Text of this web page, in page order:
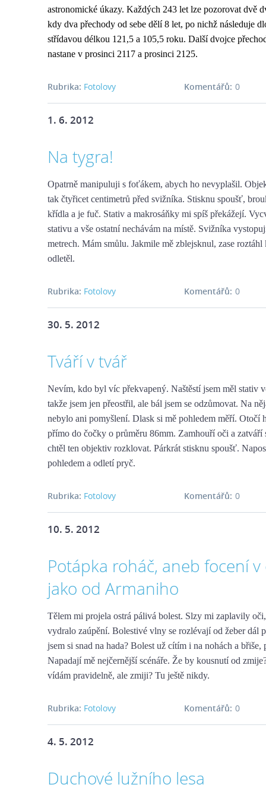
astronomické úkazy. Každých 243 let lze pozorovat dvě
kdy dva přechody od sebe dělí 8 let, po nichž následuje
střídavou délkou 121,5 a 105,5 roku. Další dvojce
nastane v prosinci 2117 a prosinci 2125.
Rubrika: Fotolovy 0
Komentářů:
1. 6. 2012
Na tygra!
Opatrně manipuluji s foťákem, abych ho nevyplašil.
tak čtyřicet centimetrů před svižníka. Stisknu spoušť,
křídla a je fuč. Stativ a makrosáňky mi spíš překážejí.
stativu a vše ostatní nechávám na místě. Svižníka
metrech. Mám smůlu. Jakmile mě zblejsknul, zase
odletěl.
Rubrika: Fotolovy 0
Komentářů:
30. 5. 2012
Tváří v tvář
Nevím, kdo byl víc překvapený. Naštěstí jsem měl stativ
takže jsem jen přeostřil, ale bál jsem se odzůmovat. Na
nebylo ani pomyšlení. Dlask si mě pohledem měří. Otočí
přímo do čočky o průměru 86mm. Zamhouří oči a zatváří
chtěl ten objektiv rozklovat. Párkrát stisknu spoušť.
pohledem a odletí pryč.
Rubrika: Fotolovy 0
Komentářů:
10. 5. 2012
Potápka roháč, aneb focení
jako od Armaniho
Tělem mi projela ostrá pálivá bolest. Slzy mi zaplavily
vydralo zaúpění. Bolestivé vlny se rozlévají od žeber dál
jsem si snad na hada? Bolest už cítím i na nohách a břiše,
Napadají mě nejčernější scénáře. Že by kousnutí od
vídám pravidelně, ale zmiji? Tu ještě nikdy.
Rubrika: Fotolovy 0
Komentářů:
4. 5. 2012
Duchové lužního lesa